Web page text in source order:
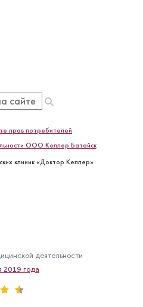
прав потребителей
ООО Келлер Батайск
клиник «Доктор Келлер»
деятельности
года